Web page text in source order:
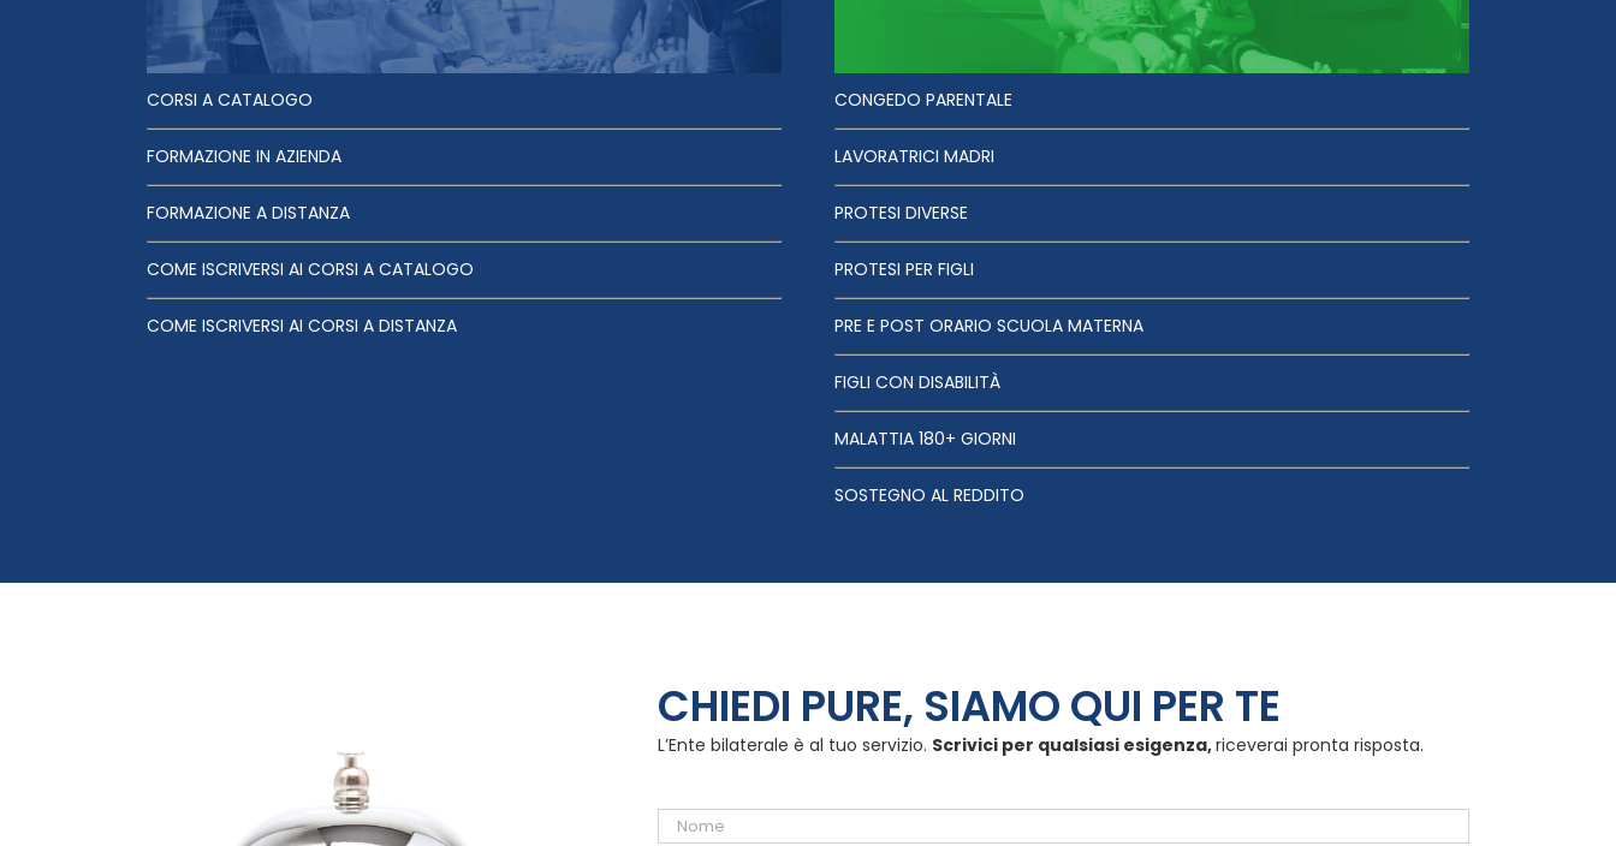
CORSI A CATALOGO
FORMAZIONE IN AZIENDA
FORMAZIONE A DISTANZA
COME ISCRIVERSI AI CORSI A CATALOGO
COME ISCRIVERSI AI CORSI A DISTANZA
CONGEDO PARENTALE
LAVORATRICI MADRI
PROTESI DIVERSE
PROTESI PER FIGLI
PRE E POST ORARIO SCUOLA MATERNA
FIGLI CON DISABILITÀ
MALATTIA 180+ GIORNI
SOSTEGNO AL REDDITO
CHIEDI PURE, SIAMO QUI PER TE
L’Ente bilaterale è al tuo servizio. Scrivici per qualsiasi esigenza,riceverai pronta risposta.